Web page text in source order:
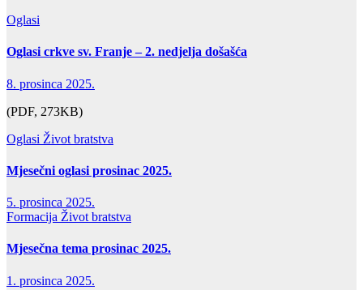
Oglasi
Oglasi crkve sv. Franje – 2. nedjelja došašća
8. prosinca 2025.
(PDF, 273KB)
Oglasi Život bratstva
Mjesečni oglasi prosinac 2025.
5. prosinca 2025.
Formacija Život bratstva
Mjesečna tema prosinac 2025.
1. prosinca 2025.